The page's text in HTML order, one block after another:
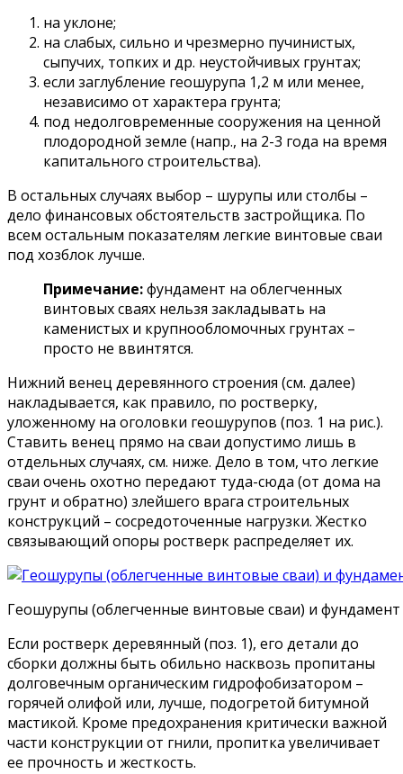
на уклоне;
на слабых, сильно и чрезмерно пучинистых,
сыпучих, топких и др. неустойчивых грунтах;
если заглубление геошурупа 1,2 м или менее,
независимо от характера грунта;
под недолговременные сооружения на ценной
плодородной земле (напр., на 2-3 года на время
капитального строительства).
В остальных случаях выбор – шурупы или столбы –
дело финансовых обстоятельств застройщика. По
всем остальным показателям легкие винтовые сваи
под хозблок лучше.
Примечание:фундамент на облегченных
винтовых сваях нельзя закладывать на
каменистых и крупнообломочных грунтах –
просто не ввинтятся.
Нижний венец деревянного строения (см. далее)
накладывается, как правило, по ростверку,
уложенному на оголовки геошурупов (поз. 1 на рис.).
Ставить венец прямо на сваи допустимо лишь в
отдельных случаях, см. ниже. Дело в том, что легкие
сваи очень охотно передают туда-сюда (от дома на
грунт и обратно) злейшего врага строительных
конструкций – сосредоточенные нагрузки. Жестко
связывающий опоры ростверк распределяет их.
Геошурупы (облегченные винтовые сваи) и фундамент
Если ростверк деревянный (поз. 1), его детали до
сборки должны быть обильно насквозь пропитаны
долговечным органическим гидрофобизатором –
горячей олифой или, лучше, подогретой битумной
мастикой. Кроме предохранения критически важной
части конструкции от гнили, пропитка увеличивает
ее прочность и жесткость.